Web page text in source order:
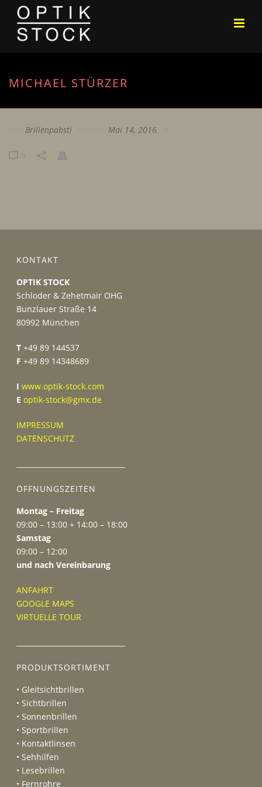
MICHAEL STÜRZER
Brillenpabsti Mai 14, 2016
0
KONTAKT
OPTIK STOCK
Schloder & Zehetmair OHG
Bunzlauer Straße 14
80992 München
T +49 89 144537
F +49 89 14348689
I www.optik-stock.com
E optik-stock@gmx.de
IMPRESSUM
DATENSCHUTZ
ÖFFNUNGSZEITEN
Montag – Freitag
09:00 – 13:00 + 14:00 – 18:00
Samstag
09:00 – 12:00
und nach Vereinbarung
ANFAHRT
GOOGLE MAPS
VIRTUELLE TOUR
PRODUKTSORTIMENT
• Gleitsichtbrillen
• Sichtbrillen
• Sonnenbrillen
• Sportbrillen
• Kontaktlinsen
• Sehhilfen
• Lesebrillen
• Fernrohre